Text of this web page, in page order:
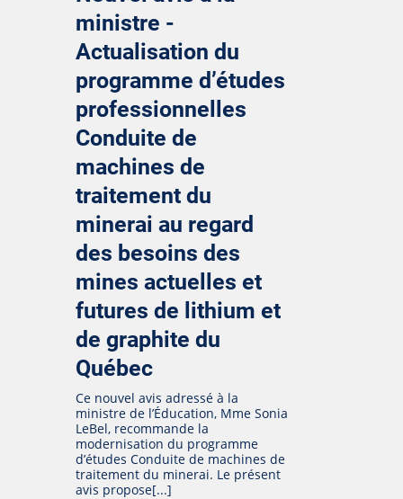
ministre -
Actualisation du
programme d’études
professionnelles
Conduite de
machines de
traitement du
minerai au regard
des besoins des
mines actuelles et
futures de lithium et
de graphite du
Québec
Ce nouvel avis adressé à la
ministre de l’Éducation, Mme Sonia
LeBel, recommande la
modernisation du programme
d’études Conduite de machines de
traitement du minerai. Le présent
avis propose[...]